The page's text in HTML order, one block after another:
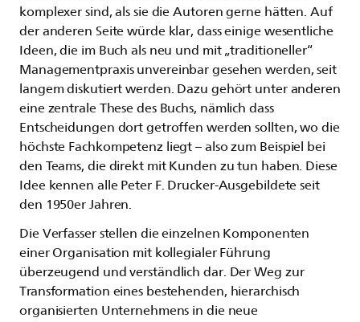
komplexer sind, als sie die Autoren gerne hätten. Auf
der anderen Seite würde klar, dass einige wesentliche
Ideen, die im Buch als neu und mit „traditioneller“
Managementpraxis unvereinbar gesehen werden, seit
langem diskutiert werden. Dazu gehört unter anderen
eine zentrale These des Buchs, nämlich dass
Entscheidungen dort getroffen werden sollten, wo die
höchste Fachkompetenz liegt – also zum Beispiel bei
den Teams, die direkt mit Kunden zu tun haben. Diese
Idee kennen alle Peter F. Drucker-Ausgebildete seit
den 1950er Jahren.
Die Verfasser stellen die einzelnen Komponenten
einer Organisation mit kollegialer Führung
überzeugend und verständlich dar. Der Weg zur
Transformation eines bestehenden, hierarchisch
organisierten Unternehmens in die neue